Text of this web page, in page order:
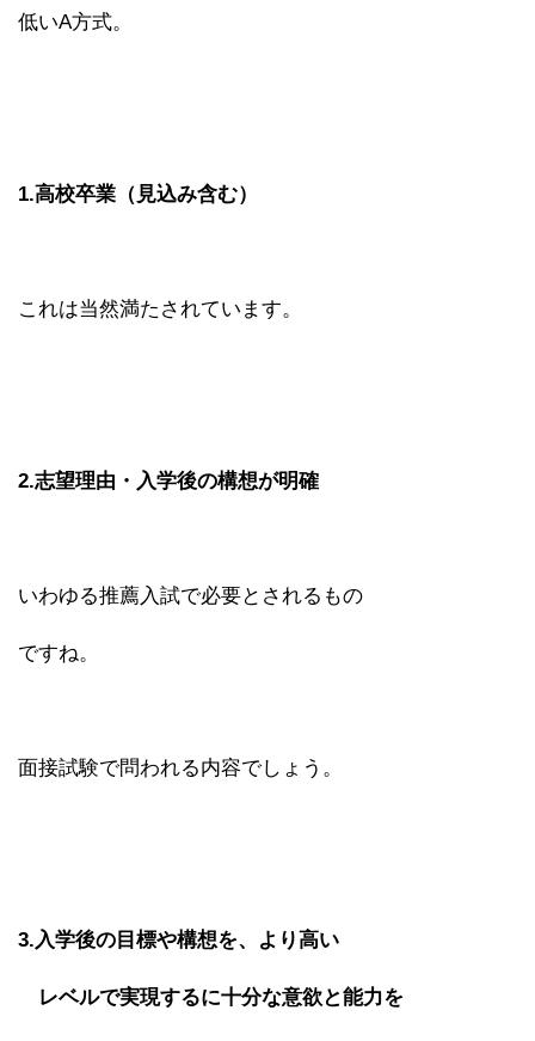
低いA方式。
1.高校卒業（見込み含む）
これは当然満たされています。
2.志望理由・入学後の構想が明確
いわゆる推薦入試で必要とされるもの
ですね。
面接試験で問われる内容でしょう。
3.入学後の目標や構想を、より高い
レベルで実現するに十分な意欲と能力を